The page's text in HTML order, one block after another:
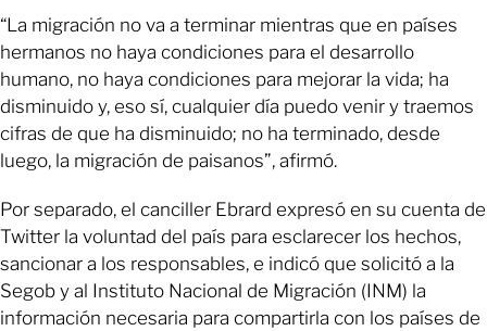
“La migración no va a terminar mientras que en países
hermanos no haya condiciones para el desarrollo
humano, no haya condiciones para mejorar la vida; ha
disminuido y, eso sí, cualquier día puedo venir y traemos
cifras de que ha disminuido; no ha terminado, desde
luego, la migración de paisanos”, afirmó.
Por separado, el canciller Ebrard expresó en su cuenta de
Twitter la voluntad del país para esclarecer los hechos,
sancionar a los responsables, e indicó que solicitó a la
Segob y al Instituto Nacional de Migración (INM) la
información necesaria para compartirla con los países de